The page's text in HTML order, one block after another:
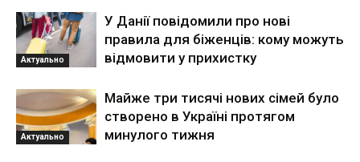
Актуально
У Данії повідомили про нові
правила для біженців: кому можуть
відмовити у прихистку
Актуально
Майже три тисячі нових сімей було
створено в Україні протягом
минулого тижня